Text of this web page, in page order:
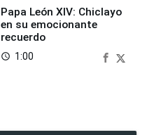
Papa León XIV: Chiclayo
en su emocionante
recuerdo
access_time 1:00